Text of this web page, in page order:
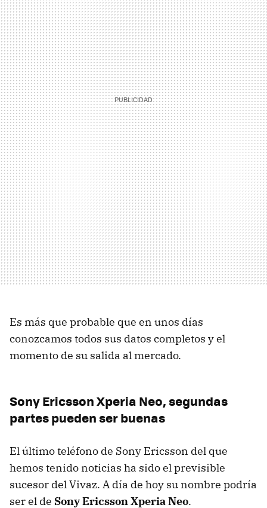
Es más que probable que en unos días
conozcamos todos sus datos completos y el
momento de su salida al mercado.
Sony Ericsson Xperia Neo, segundas
partes pueden ser buenas
El último teléfono de Sony Ericsson del que
hemos tenido noticias ha sido el previsible
sucesor del Vivaz. A día de hoy su nombre podría
ser el de Sony Ericsson Xperia Neo.